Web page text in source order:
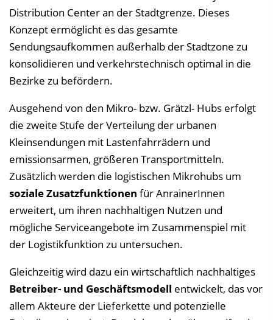
Distribution Center an der Stadtgrenze. Dieses
Konzept ermöglicht es das gesamte
Sendungsaufkommen außerhalb der Stadtzone zu
konsolidieren und verkehrstechnisch optimal in die
Bezirke zu befördern.
Ausgehend von den Mikro- bzw. Grätzl- Hubs erfolgt
die zweite Stufe der Verteilung der urbanen
Kleinsendungen mit Lastenfahrrädern und
emissionsarmen, größeren Transportmitteln.
Zusätzlich werden die logistischen Mikrohubs um
soziale Zusatzfunktionen für AnrainerInnen
erweitert, um ihren nachhaltigen Nutzen und
mögliche Serviceangebote im Zusammenspiel mit
der Logistikfunktion zu untersuchen.
Gleichzeitig wird dazu ein wirtschaftlich nachhaltiges
Betreiber- und Geschäftsmodell entwickelt, das vor
allem Akteure der Lieferkette und potenzielle